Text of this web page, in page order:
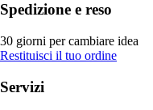
Spedizione e reso
30 giorni per cambiare idea
Restituisci il tuo ordine
Servizi